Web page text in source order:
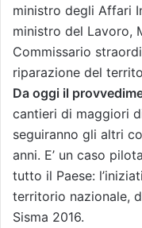
ministro degli Affari
ministro del Lavoro,
Commissario
riparazione del
Da oggi il
cantieri di maggiori
seguiranno gli altri
anni. E’ un caso
tutto il Paese:
territorio nazionale,
Sisma 2016.